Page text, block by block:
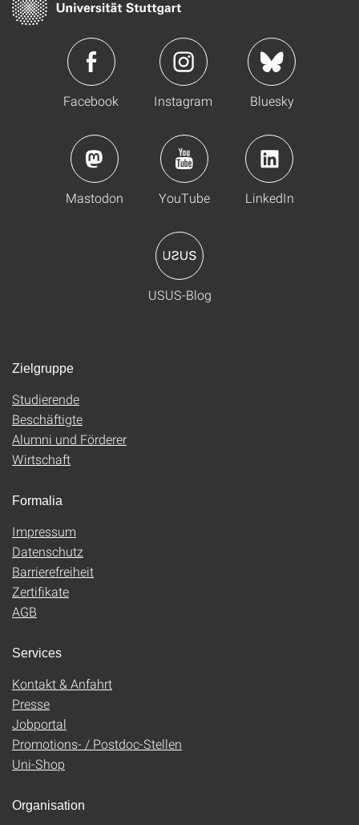
Facebook Instagram Bluesky
Mastodon YouTube LinkedIn
USUS-Blog
Zielgruppe
Studierende
Beschäftigte
Alumni und Förderer
Wirtschaft
Formalia
Impressum
Datenschutz
Barrierefreiheit
Zertifikate
AGB
Services
Kontakt & Anfahrt
Presse
Jobportal
Promotions- / Postdoc-Stellen
Uni-Shop
Organisation